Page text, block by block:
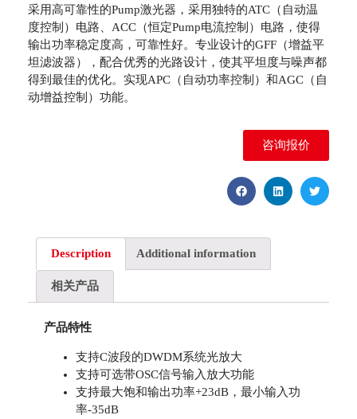
采用高可靠性的Pump激光器，采用独特的ATC（自动温
度控制）电路、ACC（恒定Pump电流控制）电路，使得
输出功率稳定度高，可靠性好。专业设计的GFF（增益平
坦滤波器），配合优秀的光路设计，使其平坦度与噪声都
得到最佳的优化。实现APC（自动功率控制）和AGC（自
动增益控制）功能。
咨询报价
Description Additional information
相关产品
产品特性
支持C波段的DWDM系统光放大
支持可选带OSC信号输入放大功能
支持最大饱和输出功率+23dB，最小输入功
率-35dB